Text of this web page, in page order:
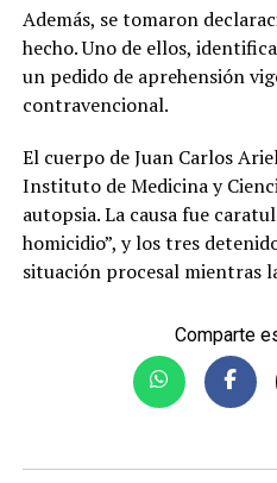
Además, se tomaron
hecho. Uno de ellos,
un pedido de aprehensión
contravencional.
El cuerpo de Juan Carlos
Instituto de Medicina y
autopsia. La causa fue
homicidio”, y los tres
situación procesal mientras
Comparte